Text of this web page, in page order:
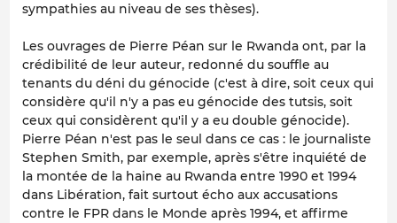
sympathies au niveau de ses thèses).
Les ouvrages de Pierre Péan sur le Rwanda ont, par la
crédibilité de leur auteur, redonné du souffle au
tenants du déni du génocide (c'est à dire, soit ceux qui
considère qu'il n'y a pas eu génocide des tutsis, soit
ceux qui considèrent qu'il y a eu double génocide).
Pierre Péan n'est pas le seul dans ce cas : le journaliste
Stephen Smith, par exemple, après s'être inquiété de
la montée de la haine au Rwanda entre 1990 et 1994
dans Libération, fait surtout écho aux accusations
contre le FPR dans le Monde après 1994, et affirme